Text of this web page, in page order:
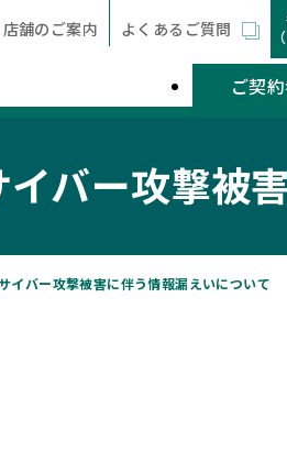
店舗のご案内 よくあるご質問
ご契
バー攻撃被
イバー攻撃被害に伴う情報漏えいについて